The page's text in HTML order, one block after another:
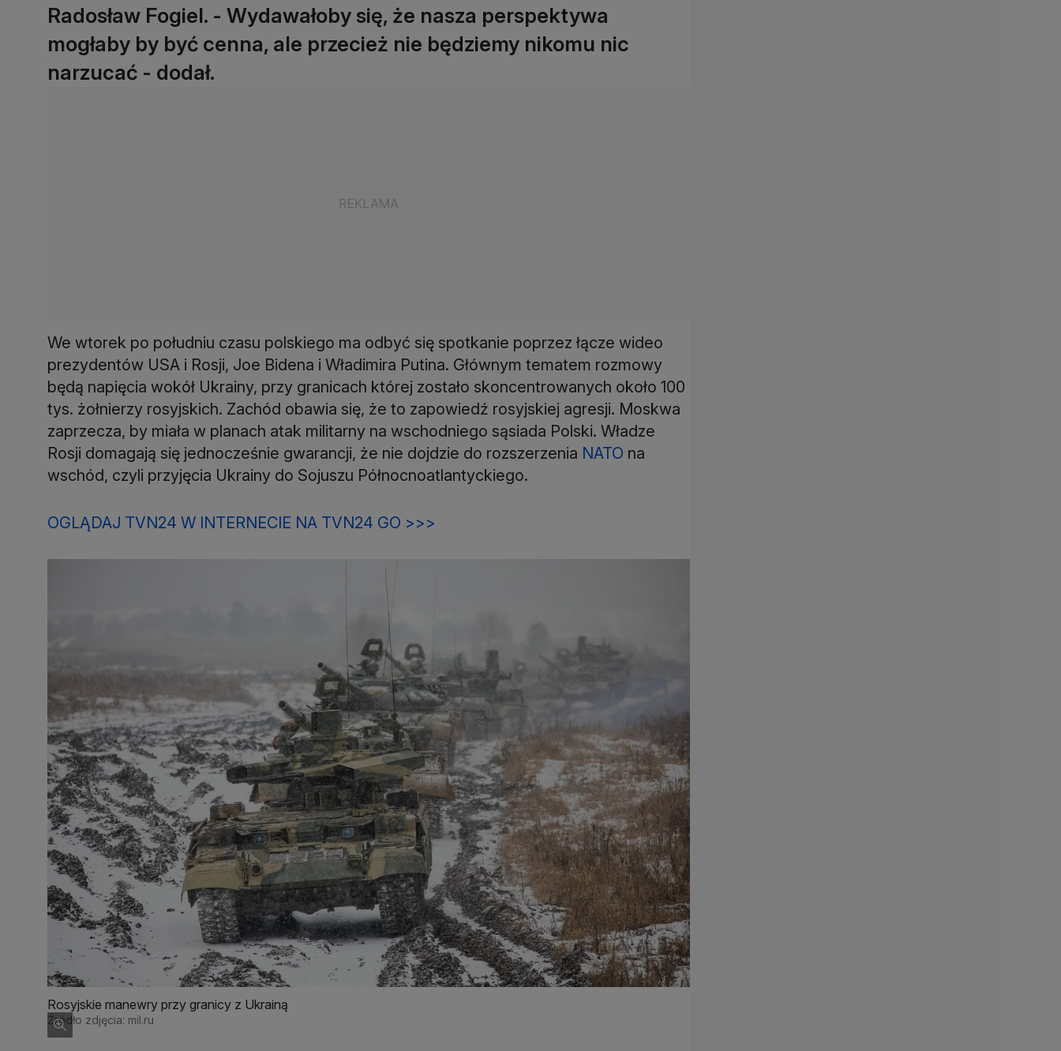
Radosław Fogiel. - Wydawałoby się, że nasza perspektywa
mogłaby by być cenna, ale przecież nie będziemy nikomu nic
narzucać - dodał.
We wtorek po południu czasu polskiego ma odbyć się spotkanie poprzez łącze wideo
prezydentów USA i Rosji, Joe Bidena i Władimira Putina. Głównym tematem rozmowy
będą napięcia wokół Ukrainy, przy granicach której zostało skoncentrowanych około 100
tys. żołnierzy rosyjskich. Zachód obawia się, że to zapowiedź rosyjskiej agresji. Moskwa
zaprzecza, by miała w planach atak militarny na wschodniego sąsiada Polski. Władze
Rosji domagają się jednocześnie gwarancji, że nie dojdzie do rozszerzenia NATO na
wschód, czyli przyjęcia Ukrainy do Sojuszu Północnoatlantyckiego.
OGLĄDAJ TVN24 W INTERNECIE NA TVN24 GO >>>
Rosyjskie manewry przy granicy z Ukrainą
Źródło zdjęcia: mil.ru